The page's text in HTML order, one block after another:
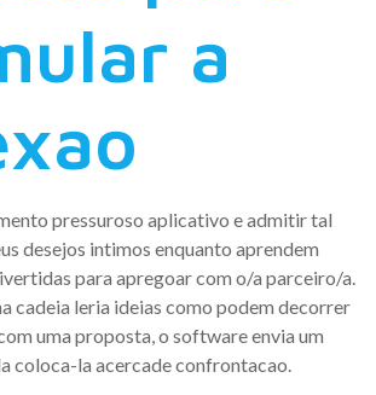
a
pressuroso aplicativo e admitir tal
desejos intimos enquanto aprendem
para apregoar com o/a parceiro/a.
cadeia leria ideias como podem decorrer
uma proposta, o software envia um
coloca-la acercade confrontacao.